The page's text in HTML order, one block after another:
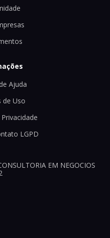
Ajuda
de Uso
LGPD
EM NEGOCIOS